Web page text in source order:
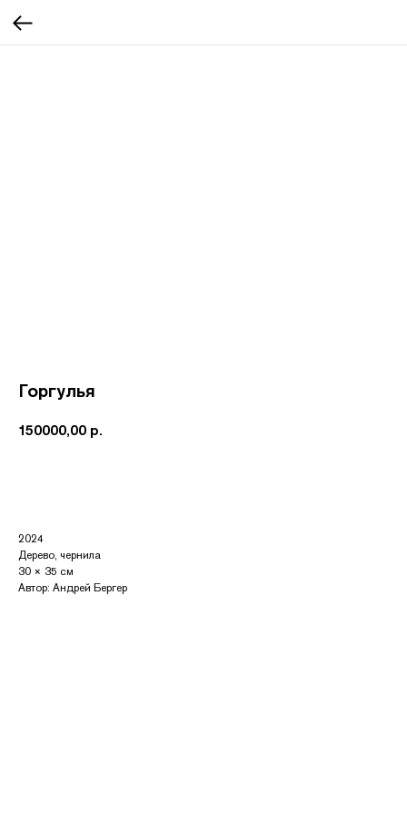
Горгулья
150000,00 р.
2024
Дерево, чернила
30 × 35 см
Автор: Андрей Бергер